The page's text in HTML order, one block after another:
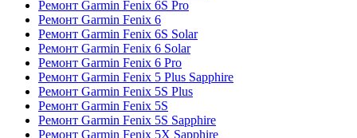
Ремонт Garmin Fenix 6S Pro
Ремонт Garmin Fenix 6
Ремонт Garmin Fenix 6S Solar
Ремонт Garmin Fenix 6 Solar
Ремонт Garmin Fenix 6 Pro
Ремонт Garmin Fenix 5 Plus Sapphire
Ремонт Garmin Fenix 5S Plus
Ремонт Garmin Fenix 5S
Ремонт Garmin Fenix 5S Sapphire
Ремонт Garmin Fenix 5X Sapphire